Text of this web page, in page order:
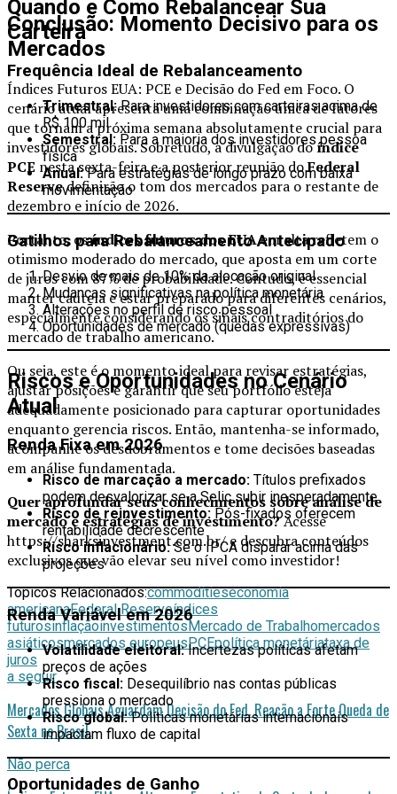
Conclusão: Momento Decisivo para os
Mercados
Índices Futuros EUA: PCE e Decisão do Fed em Foco. O
cenário atual apresenta uma combinação única de fatores
que tornam a próxima semana absolutamente crucial para
investidores globais. Sobretudo, a divulgação doíndice
PCE nesta sexta-feira e a posterior reunião doFederal
Reservedefinirão o tom dos mercados para o restante de
dezembro e início de 2026.
Portanto, osíndices futuros dos EUAem alta refletem o
otimismo moderado do mercado, que aposta em um corte
de juros com 87% de probabilidade. Contudo, é essencial
manter cautela e estar preparado para diferentes cenários,
especialmente considerando os sinais contraditórios do
mercado de trabalho americano.
Ou seja, este é o momento ideal para revisar estratégias,
ajustar posições e garantir que seu portfólio esteja
adequadamente posicionado para capturar oportunidades
enquanto gerencia riscos. Então, mantenha-se informado,
acompanhe os desdobramentos e tome decisões baseadas
em análise fundamentada.
Quer aprofundar seus conhecimentos sobre análise de
mercado e estratégias de investimento?Acesse
https://sharksinvestment.com.br/ e descubra conteúdos
exclusivos que vão elevar seu nível como investidor!
Tópicos Relacionados:commoditieseconomia
americanaFederal Reserveíndices
futurosinflaçãoinvestimentos Mercado de Trabalhomercados
asiáticosmercados europeusPCEpolítica monetáriataxa de
juros
a seguir
Mercados Globais Aguardam Decisão do Fed. Reação a Forte Queda de
Sexta no Brasil.
Não perca
Quando e Como Rebalancear Sua
Carteira
Frequência Ideal de Rebalanceamento
Trimestral:Para investidores com carteiras acima de
R$ 100 mil
Semestral: Para a maioria dos investidores pessoa
física
Anual:Para estratégias de longo prazo com baixa
movimentação
Gatilhos para Rebalanceamento Antecipado
Desvio de mais de 10% da alocação original
Mudanças significativas na política monetária
Alterações no perfil de risco pessoal
Oportunidades de mercado (quedas expressivas)
Riscos e Oportunidades no Cenário
Atual
Renda Fixa em 2026
Risco de marcação a mercado: Títulos prefixados
podem desvalorizar se a Selic subir inesperadamente
Risco de reinvestimento: Pós-fixados oferecem
rentabilidade decrescente
Risco inflacionário:Se o IPCA disparar acima das
projeções
Renda Variável em 2026
Volatilidade eleitoral:Incertezas políticas afetam
preços de ações
Risco fiscal: Desequilíbrio nas contas públicas
pressiona o mercado
Risco global:Políticas monetárias internacionais
impactam fluxo de capital
Oportunidades de Ganho